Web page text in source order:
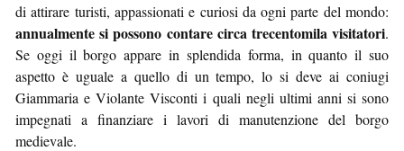
di attirare turisti, appassionati e curiosi da ogni parte del mondo:
annualmente si possono contare circa trecentomila visitatori.
Se oggi il borgo appare in splendida forma, in quanto il suo
aspetto è uguale a quello di un tempo, lo si deve ai coniugi
Giammaria e Violante Visconti i quali negli ultimi anni si sono
impegnati a finanziare i lavori di manutenzione del borgo
medievale.